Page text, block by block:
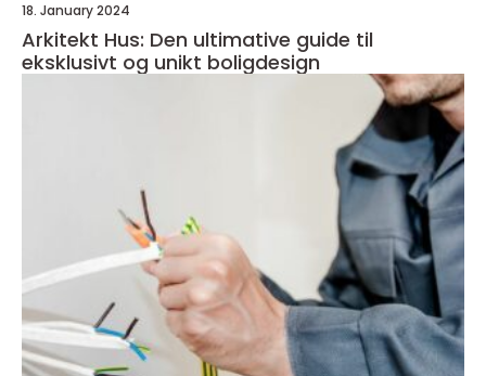
18. January 2024
Arkitekt Hus: Den ultimative guide til
eksklusivt og unikt boligdesign